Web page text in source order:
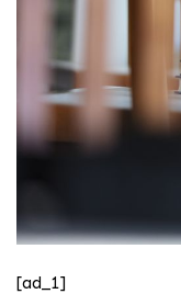
[ad_1]